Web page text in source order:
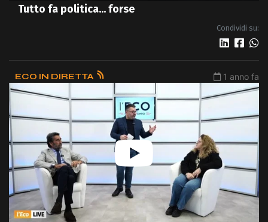
Tutto fa politica... forse
Condividi su:
ECO IN DIRETTA 1 anno fa